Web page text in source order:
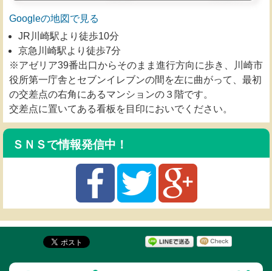
Googleの地図で見る
JR川崎駅より徒歩10分
京急川崎駅より徒歩7分
※アゼリア39番出口からそのまま進行方向に歩き、川崎市
役所第一庁舎とセブンイレブンの間を左に曲がって、最初
の交差点の右角にあるマンションの３階です。
交差点に置いてある看板を目印においでください。
ＳＮＳで情報発信中！